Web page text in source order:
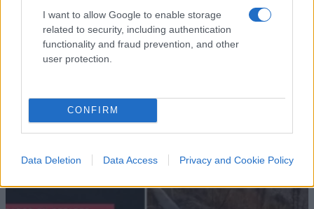
I want to allow Google to enable storage
related to security, including authentication
functionality and fraud prevention, and other
user protection.
CONFIRM
Data Deletion Data Access Privacy and Cookie Policy
IL PIÙ LETTO DEL MESE